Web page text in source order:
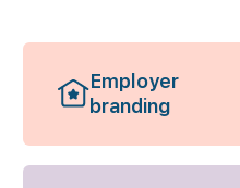
Employer
branding